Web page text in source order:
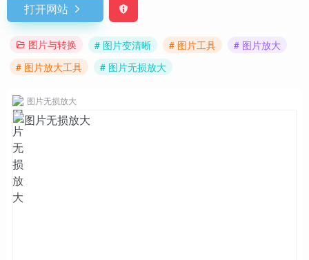
打开网站
图片与转换 # 图片变清晰 # 图片工具
# 图片放大
# 图片放大工具
# 图片无损放大
图片无损放大